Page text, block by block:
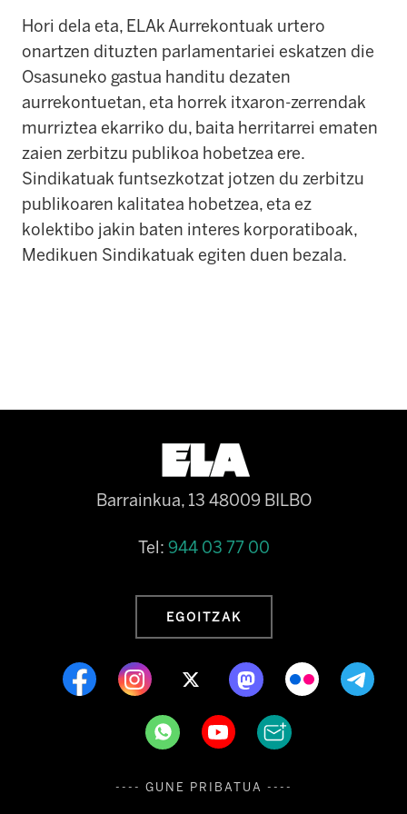
Hori dela eta, ELAk Aurrekontuak urtero
onartzen dituzten parlamentariei eskatzen die
Osasuneko gastua handitu dezaten
aurrekontuetan, eta horrek itxaron-zerrendak
murriztea ekarriko du, baita herritarrei ematen
zaien zerbitzu publikoa hobetzea ere.
Sindikatuak funtsezkotzat jotzen du zerbitzu
publikoaren kalitatea hobetzea, eta ez
kolektibo jakin baten interes korporatiboak,
Medikuen Sindikatuak egiten duen bezala.
Barrainkua, 13 48009 BILBO
Tel: 944 03 77 00
EGOITZAK
---- GUNE PRIBATUA ----